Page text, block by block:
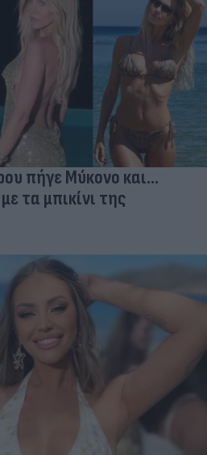
πήγε Μύκονο και...
τα μπικίνι της